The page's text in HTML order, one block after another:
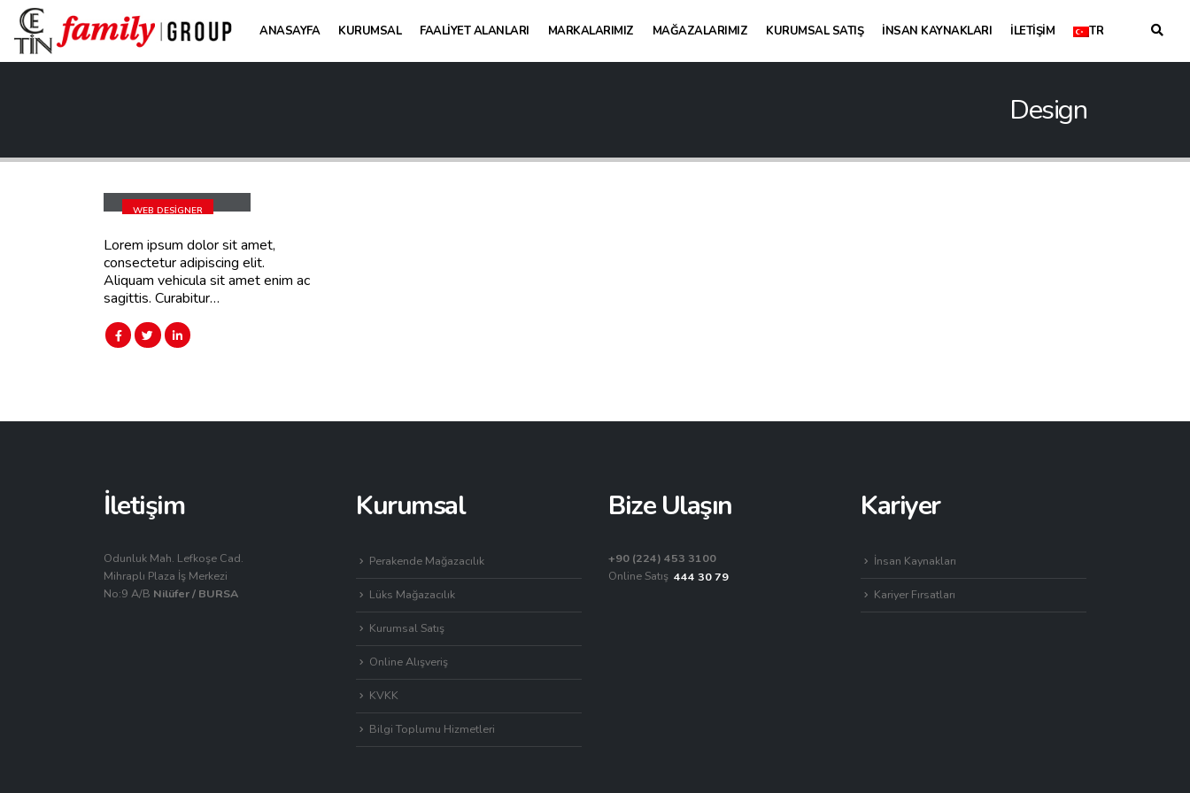
ANASAYFA KURUMSAL FAALIYET ALANLARI MARKALARIMIZ MAĞAZALARIMIZ KURUMSAL SATIŞ İNSAN KAYNAKLARI İLETIŞIM TR
Design
WEB DESIGNER
Lorem ipsum dolor sit amet,
consectetur adipiscing elit.
Aliquam vehicula sit amet enim ac
sagittis. Curabitur…
İletişim
Odunluk Mah. Lefkoşe Cad.
Mihraplı Plaza İş Merkezi
No:9 A/B Nilüfer / BURSA
Kurumsal
Perakende Mağazacılık
Lüks Mağazacılık
Kurumsal Satış
Online Alışveriş
KVKK
Bilgi Toplumu Hizmetleri
Bize Ulaşın
+90 (224) 453 3100
Online Satış 444 30 79
Kariyer
İnsan Kaynakları
Kariyer Fırsatları